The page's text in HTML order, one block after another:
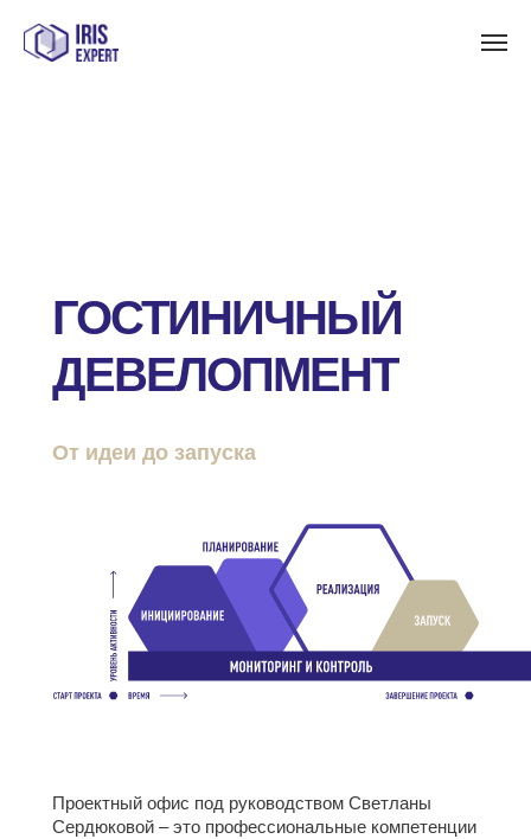
Проектный офис под руководством Светланы
Сердюковой – это профессиональные компетенции
ГОСТИНИЧНЫЙ
ДЕВЕЛОПМЕНТ
От идеи до запуска